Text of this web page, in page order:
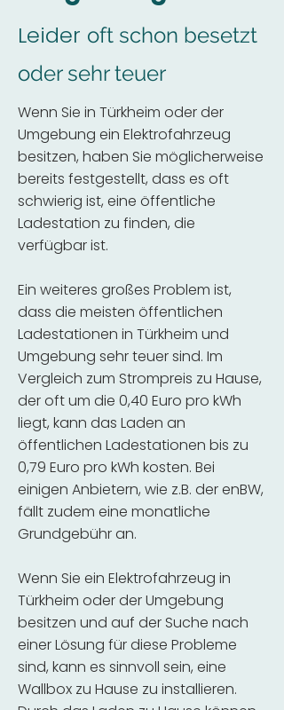
Leider oft schon besetzt
oder sehr teuer
Wenn Sie in Türkheim oder der
Umgebung ein Elektrofahrzeug
besitzen, haben Sie möglicherweise
bereits festgestellt, dass es oft
schwierig ist, eine öffentliche
Ladestation zu finden, die
verfügbar ist.
Ein weiteres großes Problem ist,
dass die meisten öffentlichen
Ladestationen in Türkheim und
Umgebung sehr teuer sind. Im
Vergleich zum Strompreis zu Hause,
der oft um die 0,40 Euro pro kWh
liegt, kann das Laden an
öffentlichen Ladestationen bis zu
0,79 Euro pro kWh kosten. Bei
einigen Anbietern, wie z.B. der enBW,
fällt zudem eine monatliche
Grundgebühr an.
Wenn Sie ein Elektrofahrzeug in
Türkheim oder der Umgebung
besitzen und auf der Suche nach
einer Lösung für diese Probleme
sind, kann es sinnvoll sein, eine
Wallbox zu Hause zu installieren.